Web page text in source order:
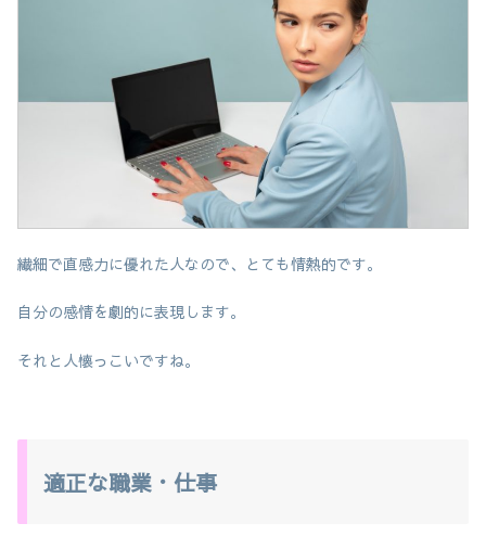
繊細で直感力に優れた人なので、とても情熱的です。
自分の感情を劇的に表現します。
それと人懐っこいですね。
適正な職業・仕事